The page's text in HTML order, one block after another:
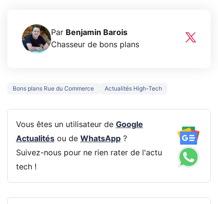
Par Benjamin Barois
Chasseur de bons plans
Bons plans Rue du Commerce Actualités High-Tech
Vous êtes un utilisateur de Google
Actualitésou de WhatsApp?
Suivez-nous pour ne rien rater de l'actu
tech !